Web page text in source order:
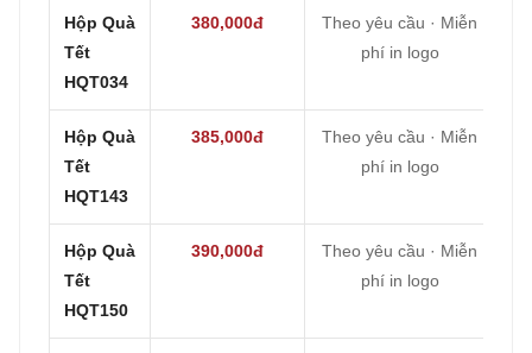
Hộp Quà
Tết
HQT034
380,000đ
Theo yêu cầu · Miễn
phí in logo
Hộp Quà
Tết
HQT143
385,000đ
Theo yêu cầu · Miễn
phí in logo
Hộp Quà
Tết
HQT150
390,000đ
Theo yêu cầu · Miễn
phí in logo